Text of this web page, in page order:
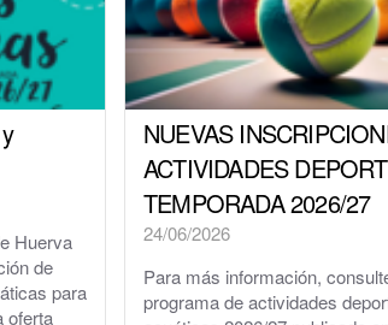
Huerva
de
para
oferta
NUEVAS
ACTIVIDADES
TEMPORADA 2026/27
24/06/2026
Para más información,
programa de actividades